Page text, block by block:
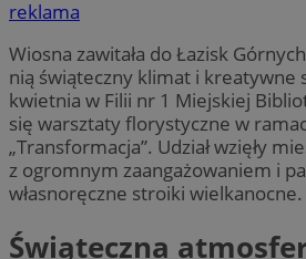
reklama
Wiosna zawitała do Łazisk
nią świąteczny klimat i kreatywne
kwietnia w Filii nr 1 Miejskiej
się warsztaty florystyczne w
„Transformacja”. Udział wzięły
z ogromnym zaangażowaniem i
własnoręczne stroiki wielkanocne.
Świąteczna